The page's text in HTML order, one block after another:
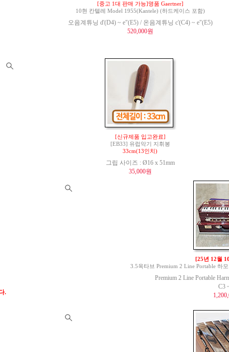
[중고 1대 판매 가능]명품 Gaertner]
10현 칸텔레 Model 1955(Kantele) (하드케이스 포함)
오음계튜닝 d'(D4) ~ e"(E5) / 온음계튜닝 c'(C4) ~ e"(E5)
520,000원
[신규제품 입고완료]
[EB33] 유럽악기 지휘봉
33cm(13인치)
그립 사이즈 : Ø16 x 51mm
35,000원
.
[25년 12월
3.5옥타브 Premium 2 Line Portable 하
Premium 2 Line Portable
C3